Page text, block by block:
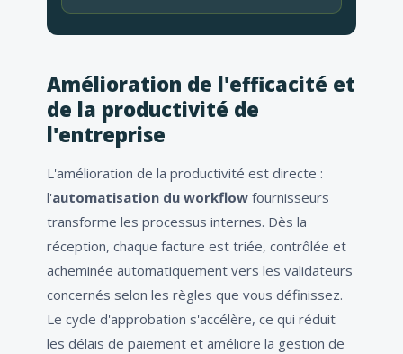
Amélioration de l'efficacité et
de la productivité de
l'entreprise
L'amélioration de la productivité est directe :
l'automatisation du workflow fournisseurs
transforme les processus internes. Dès la
réception, chaque facture est triée, contrôlée et
acheminée automatiquement vers les validateurs
concernés selon les règles que vous définissez.
Le cycle d'approbation s'accélère, ce qui réduit
les délais de paiement et améliore la gestion de